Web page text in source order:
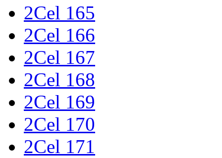
2Cel 165
2Cel 166
2Cel 167
2Cel 168
2Cel 169
2Cel 170
2Cel 171